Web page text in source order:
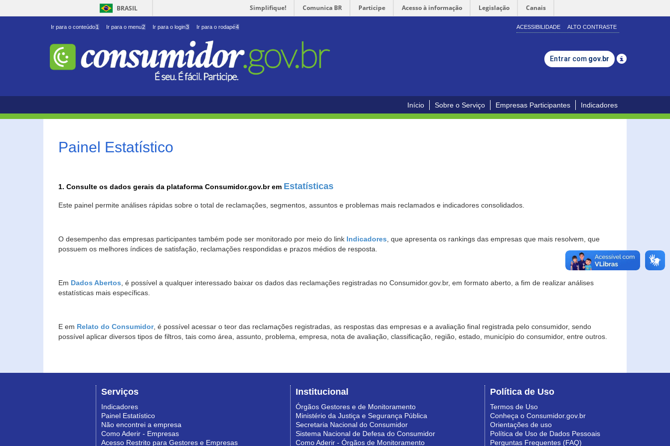
BRASIL Simplifique! Comunica BR Participe Acesso à informação Legislação Canais
Ir para o conteúdo1 Ir para o menu2 Ir para o login3 Ir para o rodapé4 ACESSIBILIDADE ALTO CONTRASTE
Entrar com gov.br
Início Sobre o Serviço Empresas Participantes Indicadores
Painel Estatístico
1. Consulte os dados gerais da plataforma Consumidor.gov.br em Estatísticas
Este painel permite análises rápidas sobre o total de reclamações, segmentos, assuntos e problemas mais reclamados e indicadores consolidados.
O desempenho das empresas participantes também pode ser monitorado por meio do link Indicadores, que apresenta os rankings das empresas que mais resolvem, que
possuem os melhores índices de satisfação, reclamações respondidas e prazos médios de resposta.
Em Dados Abertos, é possível a qualquer interessado baixar os dados das reclamações registradas no Consumidor.gov.br, em formato aberto, a fim de realizar análises
estatísticas mais específicas.
E em Relato do Consumidor, é possível acessar o teor das reclamações registradas, as respostas das empresas e a avaliação final registrada pelo consumidor, sendo
possível aplicar diversos tipos de filtros, tais como área, assunto, problema, empresa, nota de avaliação, classificação, região, estado, município do consumidor, entre outros.
Serviços
Indicadores
Painel Estatístico
Não encontrei a empresa
Como Aderir - Empresas
Acesso Restrito para Gestores e Empresas
Institucional
Órgãos Gestores e de Monitoramento
Ministério da Justiça e Segurança Pública
Secretaria Nacional do Consumidor
Sistema Nacional de Defesa do Consumidor
Como Aderir - Órgãos de Monitoramento
Política de Uso
Termos de Uso
Conheça o Consumidor.gov.br
Orientações de uso
Política de Uso de Dados Pessoais
Perguntas Frequentes (FAQ)